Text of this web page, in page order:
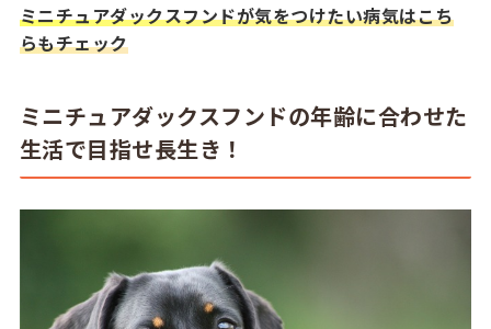
ミニチュアダックスフンドが気をつけたい病気はこち
らもチェック
ミニチュアダックスフンドの年齢に合わせた
生活で目指せ長生き！